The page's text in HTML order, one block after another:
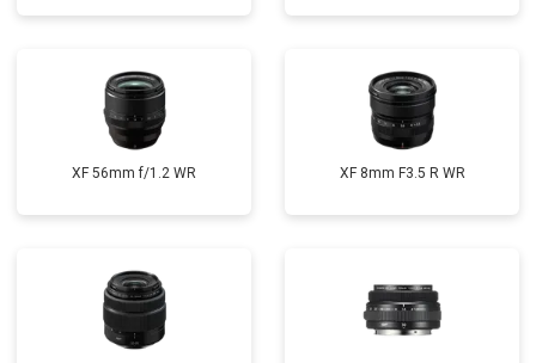
XF 56mm f/1.2 WR XF 8mm F3.5 R WR